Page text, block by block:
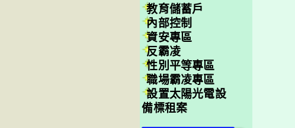
教育儲蓄戶
內部控制
資安專區
反霸凌
性別平等專區
職場霸凌專區
設置太陽光電設
備標租案